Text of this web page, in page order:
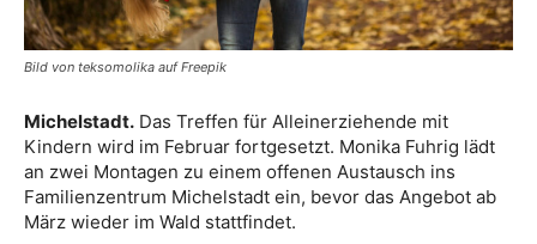
Bild von teksomolika auf Freepik
Michelstadt. Das Treffen für Alleinerziehende mit
Kindern wird im Februar fortgesetzt. Monika Fuhrig lädt
an zwei Montagen zu einem offenen Austausch ins
Familienzentrum Michelstadt ein, bevor das Angebot ab
März wieder im Wald stattfindet.